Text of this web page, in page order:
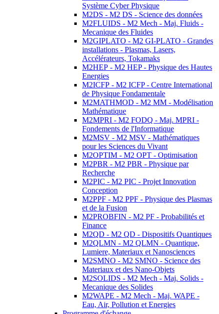
Système Cyber Physique
M2DS - M2 DS - Science des données
M2FLUIDS - M2 Mech - Maj. Fluids -
Mecanique des Fluides
M2GIPLATO - M2 GI-PLATO - Grandes
installations - Plasmas, Lasers,
Accélérateurs, Tokamaks
M2HEP - M2 HEP - Physique des Hautes
Energies
M2ICFP - M2 ICFP - Centre International
de Physique Fondamentale
M2MATHMOD - M2 MM - Modélisation
Mathématique
M2MPRI - M2 FODQ - Maj. MPRI -
Fondements de l'Informatique
M2MSV - M2 MSV - Mathématiques
pour les Sciences du Vivant
M2OPTIM - M2 OPT - Optimisation
M2PBR - M2 PBR - Physique par
Recherche
M2PIC - M2 PIC - Projet Innovation
Conception
M2PPF - M2 PPF - Physique des Plasmas
et de la Fusion
M2PROBFIN - M2 PF - Probabilités et
Finance
M2QD - M2 QD - Dispositifs Quantiques
M2QLMN - M2 QLMN - Quantique,
Lumiere, Materiaux et Nanosciences
M2SMNO - M2 SMNO - Science des
Materiaux et des Nano-Objets
M2SOLIDS - M2 Mech - Maj. Solids -
Mecanique des Solides
M2WAPE - M2 Mech - Maj. WAPE -
Eau, Air, Pollution et Energies